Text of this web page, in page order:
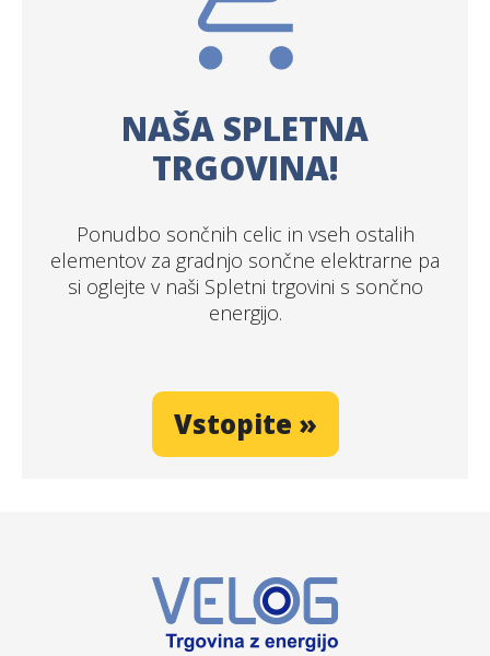
NAŠA SPLETNA
TRGOVINA!
Ponudbo sončnih celic in vseh ostalih
elementov za gradnjo sončne elektrarne pa
si oglejte v naši Spletni trgovini s sončno
energijo.
Vstopite »